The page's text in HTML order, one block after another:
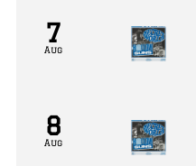
7
Aug
8
Aug